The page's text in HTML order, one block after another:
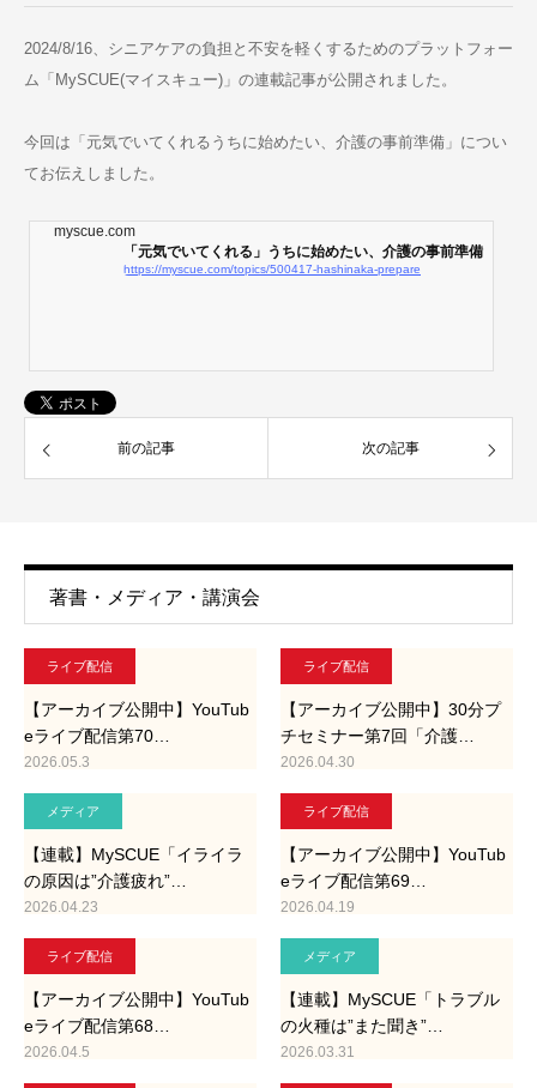
2024/8/16、シニアケアの負担と不安を軽くするためのプラットフォー
ム「MySCUE(マイスキュー)」の連載記事が公開されました。
今回は「元気でいてくれるうちに始めたい、介護の事前準備」につい
てお伝えしました。
myscue.com
「元気でいてくれる」うちに始めたい、介護の事前準備
https://myscue.com/topics/500417-hashinaka-prepare
前の記事 次の記事
著書・メディア・講演会
ライブ配信
【アーカイブ公開中】YouTub
eライブ配信第70…
2026.05.3
ライブ配信
【アーカイブ公開中】30分プ
チセミナー第7回「介護…
2026.04.30
メディア
【連載】MySCUE「イライラ
の原因は”介護疲れ”…
2026.04.23
ライブ配信
【アーカイブ公開中】YouTub
eライブ配信第69…
2026.04.19
ライブ配信
【アーカイブ公開中】YouTub
eライブ配信第68…
2026.04.5
メディア
【連載】MySCUE「トラブル
の火種は”また聞き”…
2026.03.31